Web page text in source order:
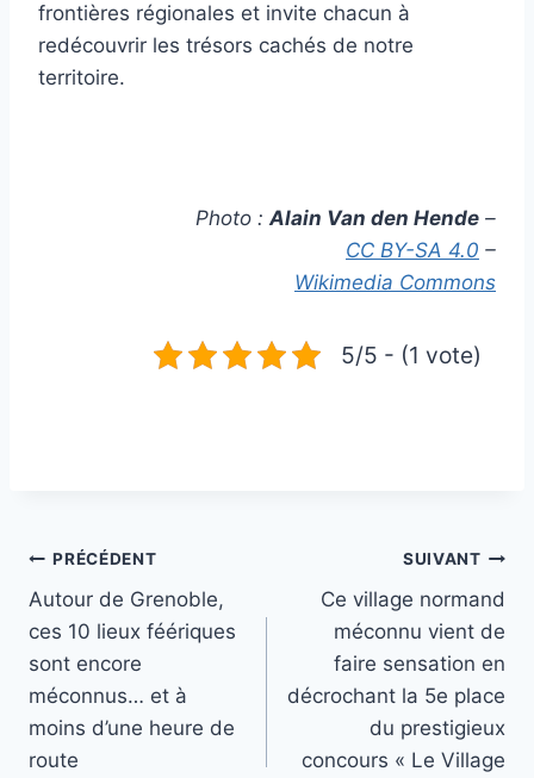
frontières régionales et invite chacun à
redécouvrir les trésors cachés de notre
territoire.
Photo :Alain Van den Hende –
CC BY-SA 4.0 –
Wikimedia Commons
5/5 - (1 vote)
Navigation
de
l’article
PRÉCÉDENT
Autour de Grenoble,
ces 10 lieux féériques
sont encore
méconnus… et à
moins d’une heure de
route
SUIVANT
Ce village normand
méconnu vient de
faire sensation en
décrochant la 5e place
du prestigieux
concours « Le Village